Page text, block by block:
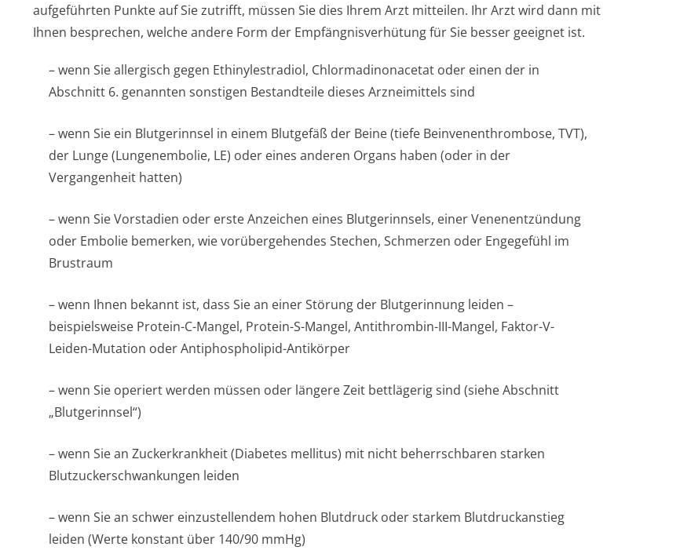
aufgeführten Punkte auf Sie zutrifft, müssen Sie dies Ihrem Arzt mitteilen. Ihr Arzt wird dann mit
Ihnen besprechen, welche andere Form der Empfängnisverhütung für Sie besser geeignet ist.
– wenn Sie allergisch gegen Ethinylestradiol, Chlormadinonacetat oder einen der in
Abschnitt 6. genannten sonstigen Bestandteile dieses Arzneimittels sind
– wenn Sie ein Blutgerinnsel in einem Blutgefäß der Beine (tiefe Beinvenenthrombose, TVT),
der Lunge (Lungenembolie, LE) oder eines anderen Organs haben (oder in der
Vergangenheit hatten)
– wenn Sie Vorstadien oder erste Anzeichen eines Blutgerinnsels, einer Venenentzündung
oder Embolie bemerken, wie vorübergehendes Stechen, Schmerzen oder Engegefühl im
Brustraum
– wenn Ihnen bekannt ist, dass Sie an einer Störung der Blutgerinnung leiden –
beispielsweise Protein-C-Mangel, Protein-S-Mangel, Antithrombin-III-Mangel, Faktor-V-
Leiden-Mutation oder Antiphospholipid-Antikörper
– wenn Sie operiert werden müssen oder längere Zeit bettlägerig sind (siehe Abschnitt
„Blutgerinnsel“)
– wenn Sie an Zuckerkrankheit (Diabetes mellitus) mit nicht beherrschbaren starken
Blutzuckerschwan­kungen leiden
– wenn Sie an schwer einzustellendem hohen Blutdruck oder starkem Blutdruckanstieg
leiden (Werte konstant über 140/90 mmHg)